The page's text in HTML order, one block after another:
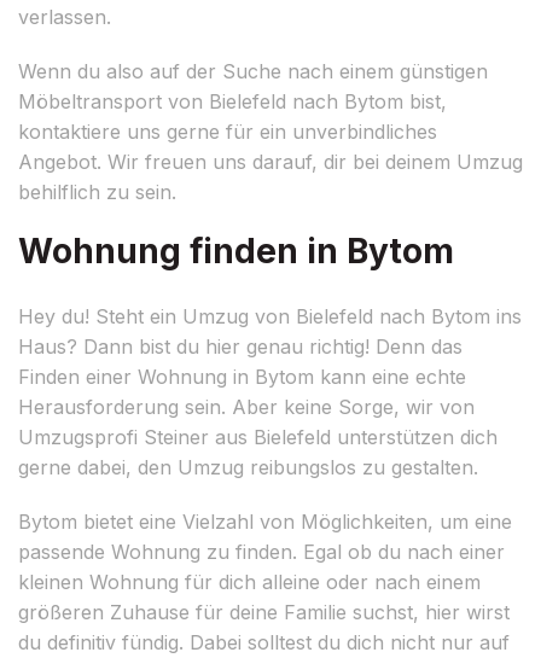
verlassen.
Wenn du also auf der Suche nach einem günstigen
Möbeltransport von Bielefeld nach Bytom bist,
kontaktiere uns gerne für ein unverbindliches
Angebot. Wir freuen uns darauf, dir bei deinem Umzug
behilflich zu sein.
Wohnung finden in Bytom
Hey du! Steht ein Umzug von Bielefeld nach Bytom ins
Haus? Dann bist du hier genau richtig! Denn das
Finden einer Wohnung in Bytom kann eine echte
Herausforderung sein. Aber keine Sorge, wir von
Umzugsprofi Steiner aus Bielefeld unterstützen dich
gerne dabei, den Umzug reibungslos zu gestalten.
Bytom bietet eine Vielzahl von Möglichkeiten, um eine
passende Wohnung zu finden. Egal ob du nach einer
kleinen Wohnung für dich alleine oder nach einem
größeren Zuhause für deine Familie suchst, hier wirst
du definitiv fündig. Dabei solltest du dich nicht nur auf